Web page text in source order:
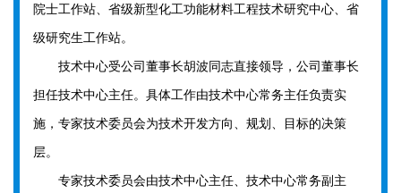
院士工作站、省级新型化工功能材料工程技术研究中心、省
级研究生工作站。
技术中心受公司董事长胡波同志直接领导，公司董事长
担任技术中心主任。具体工作由技术中心常务主任负责实
施，专家技术委员会为技术开发方向、规划、目标的决策
层。
专家技术委员会由技术中心主任、技术中心常务副主